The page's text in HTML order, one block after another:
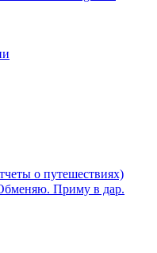
о путешествиях)
Приму в дар.